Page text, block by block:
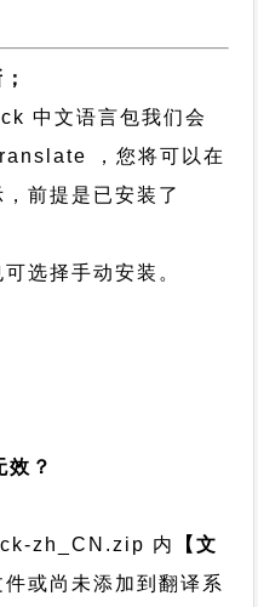
中文语言包我们会
，您将可以在
前提是已安装了
选择手动安装。
？
zh_CN.zip 内
【文
或尚未添加到翻译系